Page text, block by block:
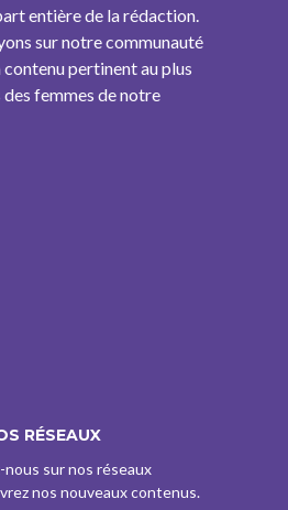
entière de la rédaction.
sur notre communauté
pertinent au plus
femmes de notre
RÉSEAUX
nous sur nos réseaux
nos nouveaux contenus.